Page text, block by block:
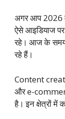
अगर आप 2026
ऐसे आइडियाज पर
रहे। आज के
रहे हैं।
Content
और e-
है। इन क्षेत्रों